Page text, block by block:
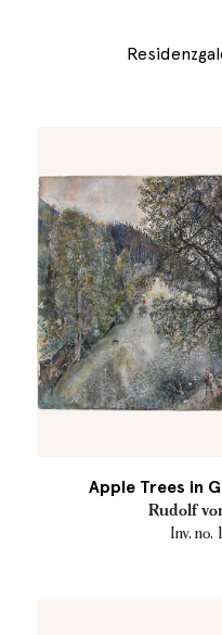
Apple Trees in
Rudolf
Inv. no.